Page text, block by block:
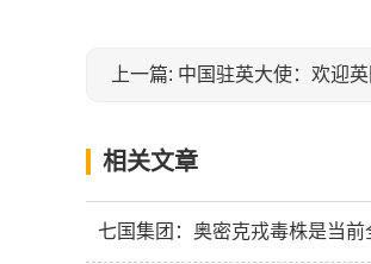
相关文章
七国集团：奥密克戎毒株是当前